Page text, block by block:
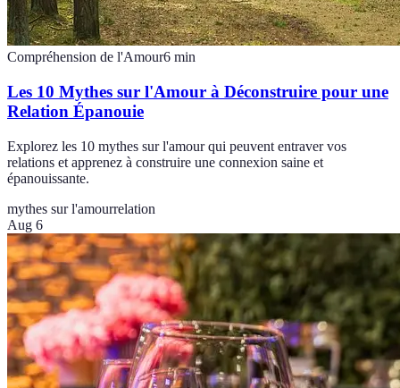
Compréhension de l'Amour6 min
Les 10 Mythes sur l'Amour à Déconstruire pour une
Relation Épanouie
Explorez les 10 mythes sur l'amour qui peuvent entraver vos
relations et apprenez à construire une connexion saine et
épanouissante.
mythes sur l'amourrelation
Aug 6